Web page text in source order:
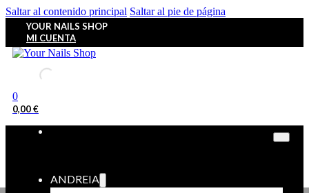
Saltar al contenido principal Saltar al pie de página
YOUR NAILS SHOP
MI CUENTA
0
0,00€
ANDREIA